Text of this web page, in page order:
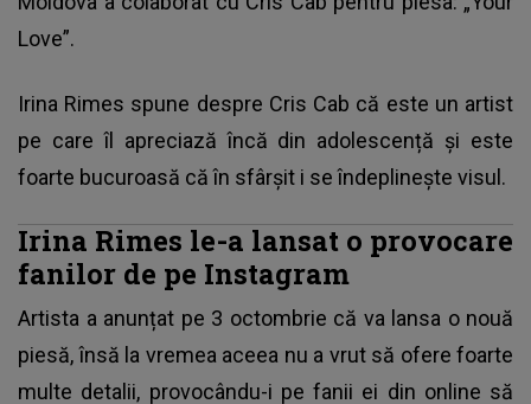
Love”.
Irina Rimes spune despre Cris Cab că este un artist
pe care îl apreciază încă din adolescență și este
foarte bucuroasă că în sfârșit i se îndeplinește visul.
Irina Rimes le-a lansat o provocare
fanilor de pe Instagram
Artista a anunțat pe 3 octombrie că va lansa o nouă
piesă, însă la vremea aceea nu a vrut să ofere foarte
multe detalii, provocându-i pe fanii ei din online să